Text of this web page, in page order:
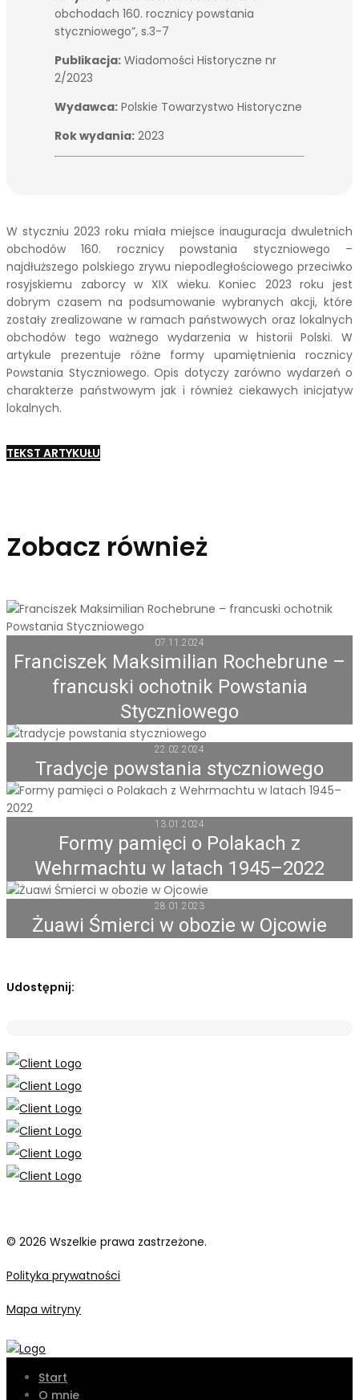
obchodach 160. rocznicy powstania
styczniowego”, s.3-7
Publikacja: Wiadomości Historyczne nr
2/2023
Wydawca: Polskie Towarzystwo Historyczne
Rok wydania: 2023
W styczniu 2023 roku miała miejsce inauguracja dwuletnich
obchodów 160. rocznicy powstania styczniowego –
najdłuższego polskiego zrywu niepodległościowego przeciwko
rosyjskiemu zaborcy w XIX wieku. Koniec 2023 roku jest
dobrym czasem na podsumowanie wybranych akcji, które
zostały zrealizowane w ramach państwowych oraz lokalnych
obchodów tego ważnego wydarzenia w historii Polski. W
artykule prezentuje różne formy upamiętnienia rocznicy
Powstania Styczniowego. Opis dotyczy zarówno wydarzeń o
charakterze państwowym jak i również ciekawych inicjatyw
lokalnych.
TEKST ARTYKUŁU
Zobacz również
07.11.2024
Franciszek Maksimilian Rochebrune –
francuski ochotnik Powstania
Styczniowego
22.02.2024
Tradycje powstania styczniowego
13.01.2024
Formy pamięci o Polakach z
Wehrmachtu w latach 1945–2022
28.01.2023
Żuawi Śmierci w obozie w Ojcowie
Udostępnij:
© 2026 Wszelkie prawa zastrzeżone.
Polityka prywatności
Mapa witryny
Start
O mnie